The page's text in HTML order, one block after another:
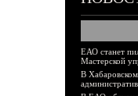
ЕАО станет
Мастерской
В Хабаровском